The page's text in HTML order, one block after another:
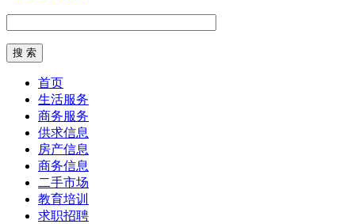
首页
生活服务
商务服务
供求信息
房产信息
商务信息
二手市场
教育培训
求职招聘